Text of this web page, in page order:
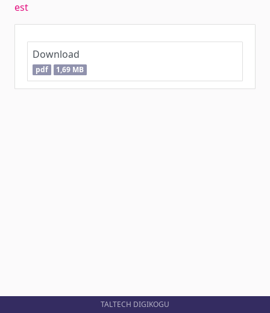
est
Download
pdf 1,69 MB
TALTECH DIGIKOGU